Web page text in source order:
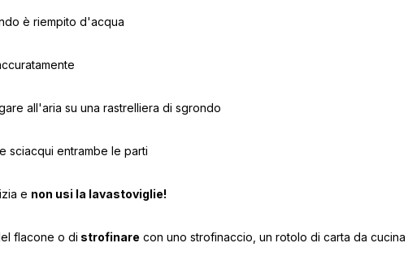
è riempito d'acqua
all'aria su una rastrelliera di sgrondo
sciacqui entrambe le parti
e non usi la lavastoviglie!
flacone o di strofinare con uno strofinaccio, un rotolo di carta da